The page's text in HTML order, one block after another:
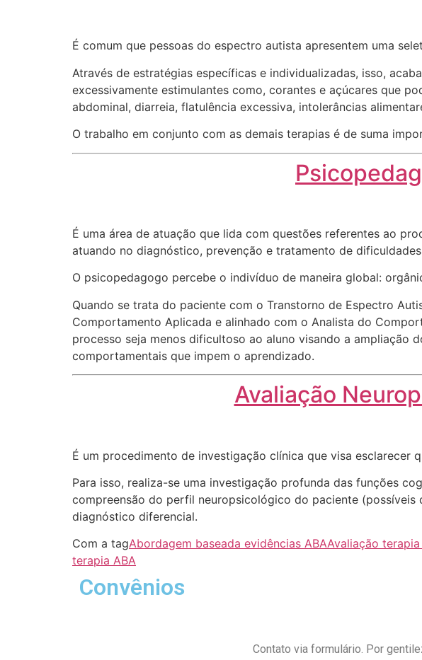
É comum que pessoas do espectro autista apresentem uma
Através de estratégias específicas e individualizadas, isso,
excessivamente estimulantes como, corantes e açúcares que
abdominal, diarreia, flatulência excessiva, intolerâncias
O trabalho em conjunto com as demais terapias é de suma
É uma área de atuação que lida com questões referentes ao
atuando no diagnóstico, prevenção e tratamento de
O psicopedagogo percebe o indivíduo de maneira global:
Quando se trata do paciente com o Transtorno de Espectro
Comportamento Aplicada e alinhado com o Analista do
processo seja menos dificultoso ao aluno visando a
comportamentais que impem o aprendizado.
Avaliação
É um procedimento de investigação clínica que visa
Para isso, realiza-se uma investigação profunda das funções
compreensão do perfil neuropsicológico do paciente
diagnóstico diferencial.
Com a tagAbordagem baseada evidências ABAAvaliação terapia
terapia ABA
Convênios
Contato via formulário. Por